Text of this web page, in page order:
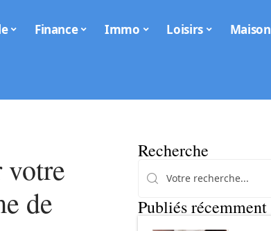
Finance Immo Loisirs Maison
votre
de
Recherche
Publiés récemment